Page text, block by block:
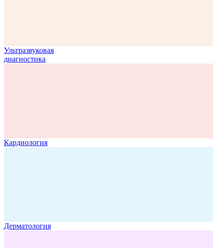
Ультразвуковая
диагностика
Кардиология
Дерматология